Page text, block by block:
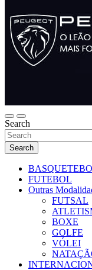
Search
Search
FUTEBOL
Outras
FUTSAL
BOXE
GOLFE
VÓLEI